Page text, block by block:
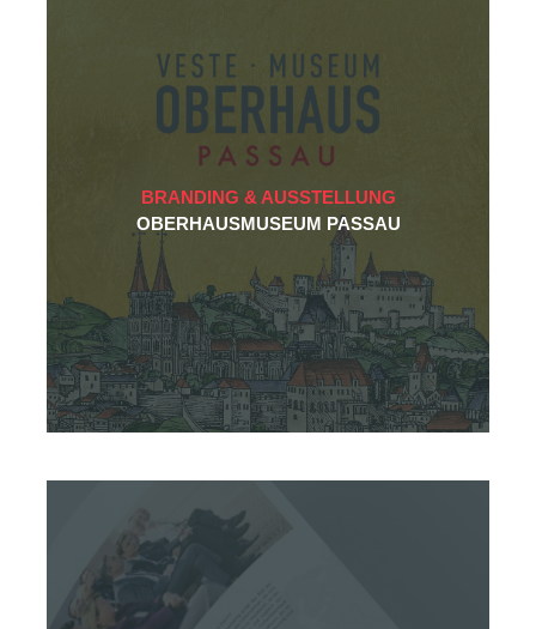
BRANDING & AUSSTELLUNG
OBERHAUSMUSEUM PASSAU